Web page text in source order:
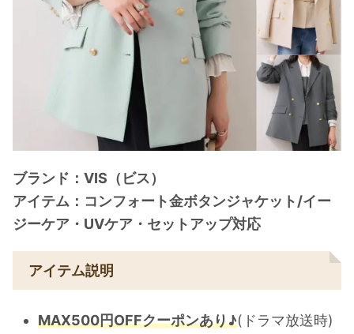
ブランド：VIS（ビス）
アイテム：コンフォート金ボタンジャケット/イー
ジーケア・UVケア・セットアップ対応
アイテム説明
MAX500円OFFクーポンあり♪(ドラマ放送時)